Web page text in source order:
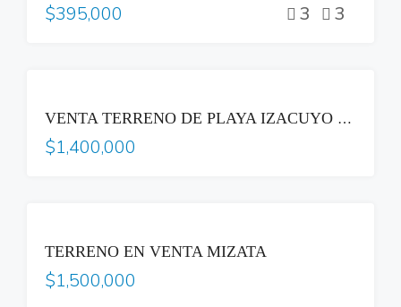
$395,000 3 3
VENTA TERRENO DE PLAYA IZACUYO LA LIBERTAD
$1,400,000
TERRENO EN VENTA MIZATA
$1,500,000